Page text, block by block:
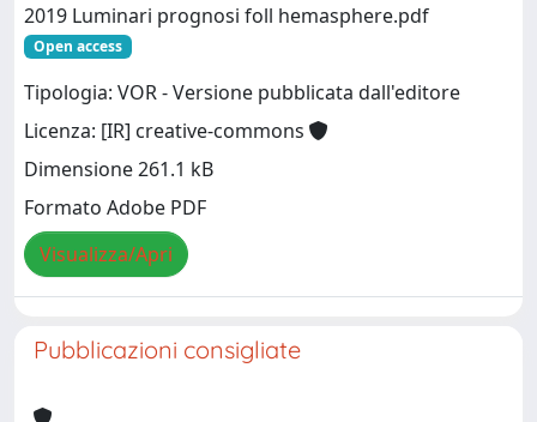
2019 Luminari prognosi foll hemasphere.pdf
Open access
Tipologia: VOR - Versione pubblicata dall'editore
Licenza: [IR] creative-commons
Dimensione 261.1 kB
Formato Adobe PDF
Visualizza/Apri
Pubblicazioni consigliate